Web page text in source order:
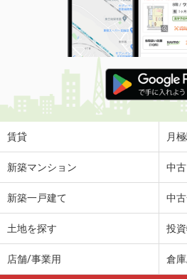
賃貸 月
新築マンション 中
新築一戸建て 中
土地を探す 投
店舗/事業用 倉